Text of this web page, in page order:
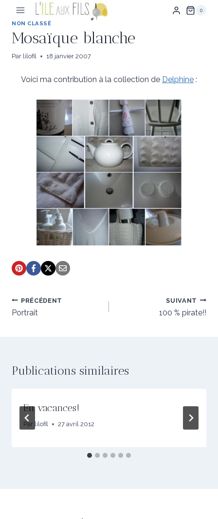
contenu
0
NON CLASSÉ
Mosaïque blanche
Par lilofil 18 janvier 2007
Voici ma contribution à la collection de Delphine :
Navigation
de
PRÉCÉDENT
Portrait
SUIVANT
100 % pirate!!
Publications similaires
En vacances!
Par lilofil 27 avril 2012